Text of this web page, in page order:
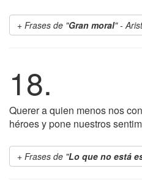
Frases de "Gran moral" -
18.
Querer a quien menos nos
héroes y pone nuestros
Frases de "Lo que no está